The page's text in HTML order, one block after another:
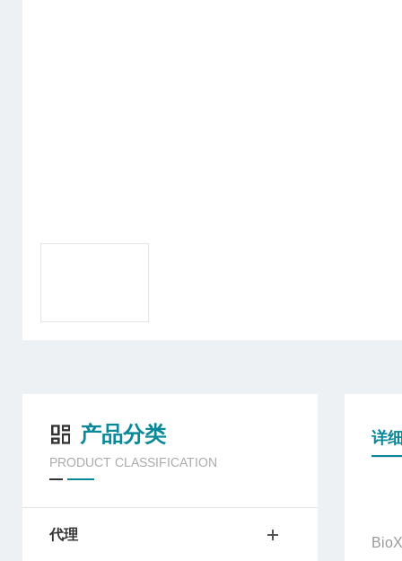
产品分类
PRODUCT CLASSIFICATION
代理
详